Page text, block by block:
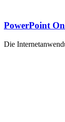
PowerPoint
Die